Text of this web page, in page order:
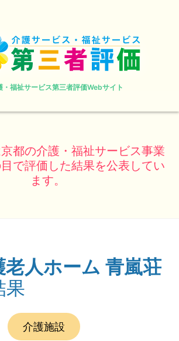
・福祉サービス第三者評価Webサイト
都の介護・福祉サービス事業
で評価した結果を公表してい
ます。
)
老人ホーム 青嵐荘
果
エリアは、
です。
種別は
介護施設